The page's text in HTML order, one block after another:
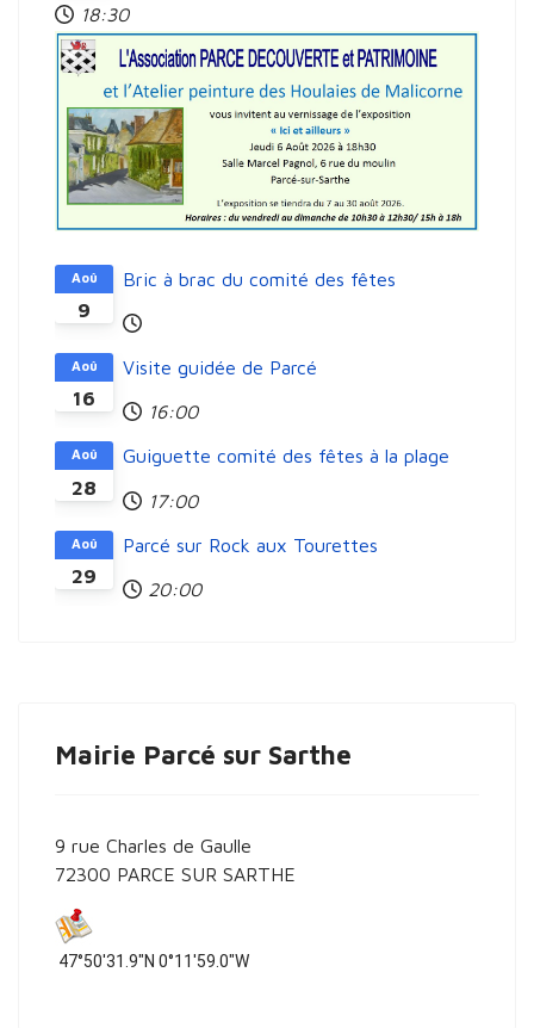
18:30
9
Aoû Bric à brac du comité des fêtes
16
Aoû Visite guidée de Parcé
16:00
28
Aoû Guiguette comité des fêtes à la plage
17:00
29
Aoû Parcé sur Rock aux Tourettes
20:00
Mairie Parcé sur Sarthe
9 rue Charles de Gaulle
72300 PARCE SUR SARTHE
47°50'31.9"N 0°11'59.0"W